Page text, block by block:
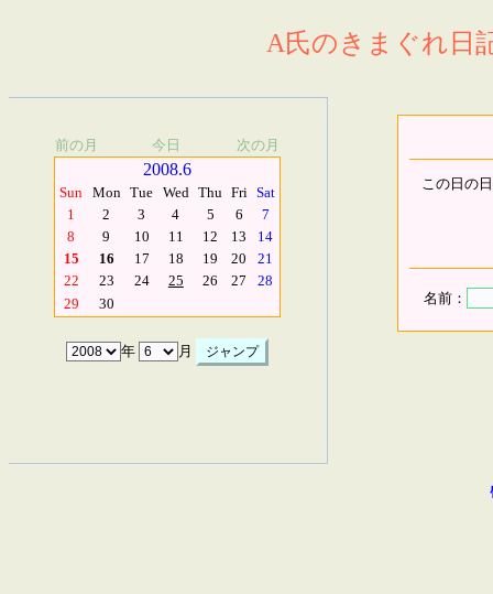
A氏のきまぐれ日
前の月 今日 次の月
2008.6
Sun Mon Tue Wed Thu Fri Sat
1
2 3 4 5 6
7
8
9 10 11 12 13
14
15
16 17 18 19 20
21
22
23 24 25 26 27
28
29
30
年 月
この日の
名前：